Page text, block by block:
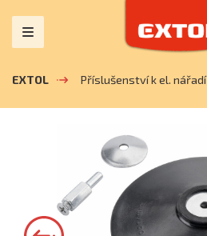
EXTOL Příslušenství k el. nářadí